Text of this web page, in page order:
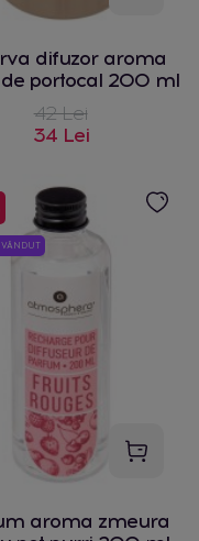
difuzor aroma
portocal 200 ml
42 Lei
34 Lei
aroma zmeura